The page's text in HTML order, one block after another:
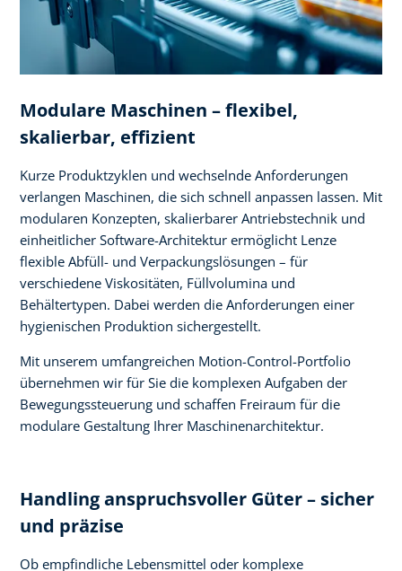
Modulare Maschinen – flexibel,
skalierbar, effizient
Kurze Produktzyklen und wechselnde Anforderungen
verlangen Maschinen, die sich schnell anpassen lassen. Mit
modularen Konzepten, skalierbarer Antriebstechnik und
einheitlicher Software-Architektur ermöglicht Lenze
flexible Abfüll- und Verpackungslösungen – für
verschiedene Viskositäten, Füllvolumina und
Behältertypen. Dabei werden die Anforderungen einer
hygienischen Produktion sichergestellt. ​
Mit unserem umfangreichen Motion-Control-Portfolio
übernehmen wir für Sie die komplexen Aufgaben der
Bewegungssteuerung und schaffen Freiraum für die
modulare Gestaltung Ihrer Maschinenarchitektur.
Handling anspruchsvoller Güter – sicher
und präzise
Ob empfindliche Lebensmittel oder komplexe